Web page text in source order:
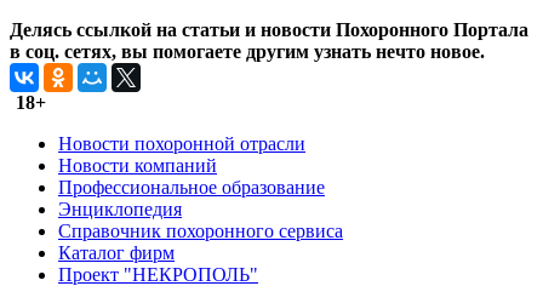
Делясь ссылкой на статьи и новости Похоронного Портала
в соц. сетях, вы помогаете другим узнать нечто новое.
18+
Новости похоронной отрасли
Новости компаний
Профессиональное образование
Энциклопедия
Справочник похоронного сервиса
Каталог фирм
Проект "НЕКРОПОЛЬ"